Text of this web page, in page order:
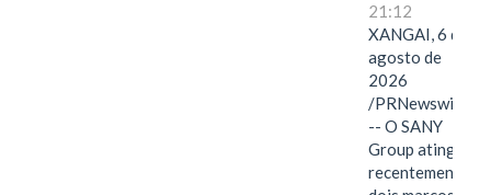
21:12
XANGAI, 6 de
agosto de
2026
/PRNewswire/
-- O SANY
Group atingiu
recentemente